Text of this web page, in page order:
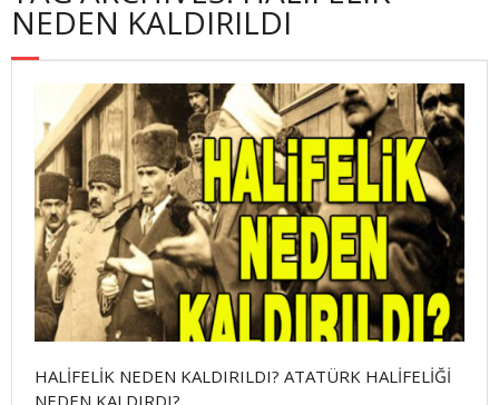
NEDEN KALDIRILDI
HALİFELİK NEDEN KALDIRILDI? ATATÜRK HALİFELİĞİ
NEDEN KALDIRDI?